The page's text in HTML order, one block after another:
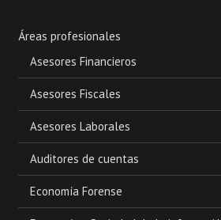
Áreas profesionales
Asesores Financieros
Asesores Fiscales
Asesores Laborales
Auditores de cuentas
Economía Forense